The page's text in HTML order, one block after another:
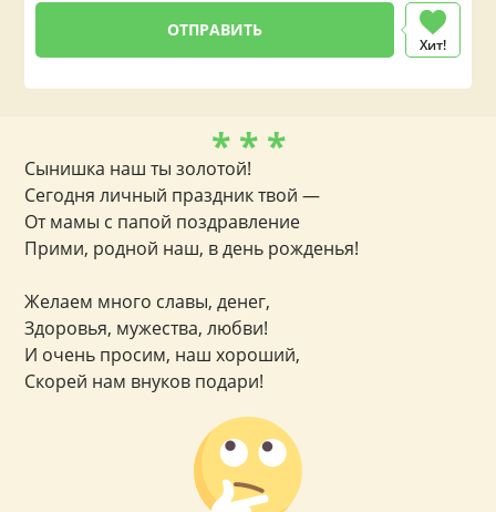
Хит!
* * *
Сынишка наш ты золотой!
Сегодня личный праздник твой —
От мамы с папой поздравление
Прими, родной наш, в день рожденья!
Желаем много славы, денег,
Здоровья, мужества, любви!
И очень просим, наш хороший,
Скорей нам внуков подари!